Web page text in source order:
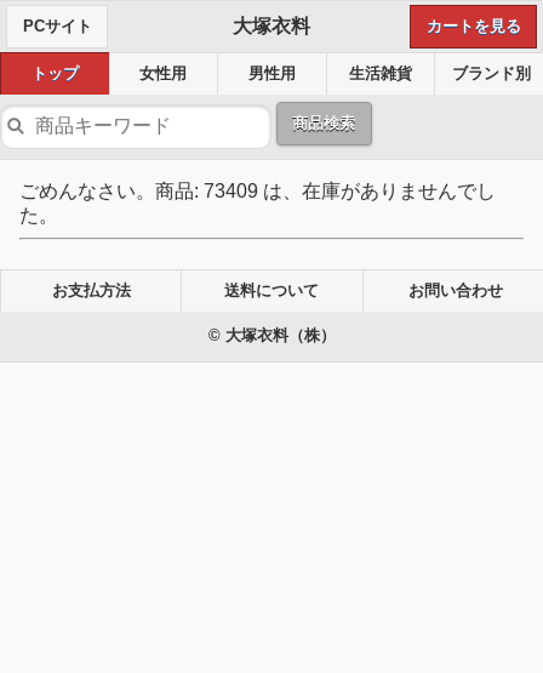
PCサイト 大塚衣料 カートを見る
トップ 女性用 男性用 生活雑貨 ブランド別
商品検索
ごめんなさい。商品: 73409 は、在庫がありませんでし
た。
お支払方法 送料について お問い合わせ
© 大塚衣料（株）